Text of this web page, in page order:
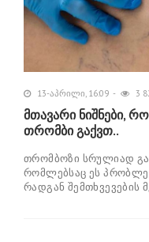
13-აპრილი, 16:09 3
მთავარი ნიშნები,
თრომბი გაქვთ..
თრომბოზი სრულიად
რომლებსაც ეს
რადგან შემთხვევების